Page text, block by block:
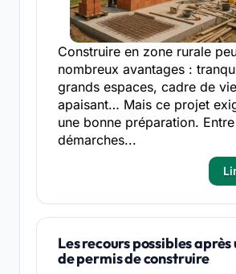
Construire en zone rurale
nombreux avantages :
grands espaces, cadre de vie
apaisant… Mais ce projet
une bonne préparation.
démarches...
Les recours possibles après
de permis de construire